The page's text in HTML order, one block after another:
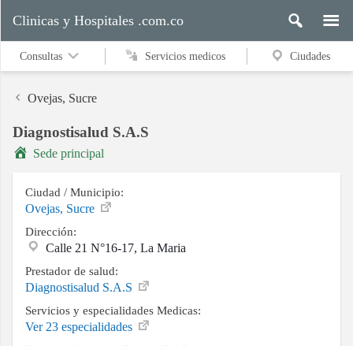
Servicios
medicos
Buscar
Clinicas y Hospitales .com.co
Consultas Servicios medicos Ciudades
Ovejas, Sucre
Diagnostisalud S.A.S
Sede principal
Ciudad / Municipio:
Ovejas, Sucre
Dirección:
Calle 21 N°16-17, La Maria
Prestador de salud:
Diagnostisalud S.A.S
Servicios y especialidades Medicas:
Ver 23 especialidades